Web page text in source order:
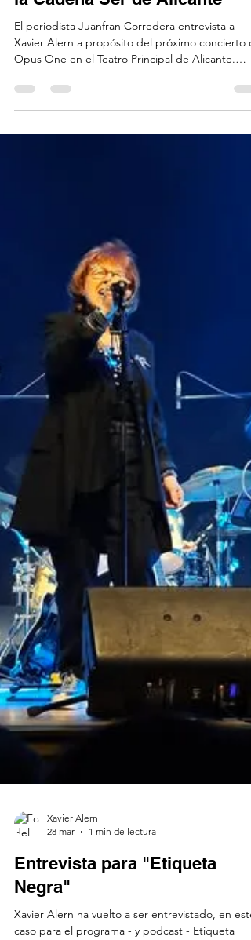
Xavier Alern
30 abr
1 min de lectura
Entrevista a Xavier Alern para
la Cadena Ser de Alicante
El periodista Juanfran Corredera entrevista a
Xavier Alern (foto: Mario Wurzburguer) También
ha departido sobre la historia de Opus One, el
enfoque de nuestros conciertos y el público de
Mike Oldfield.